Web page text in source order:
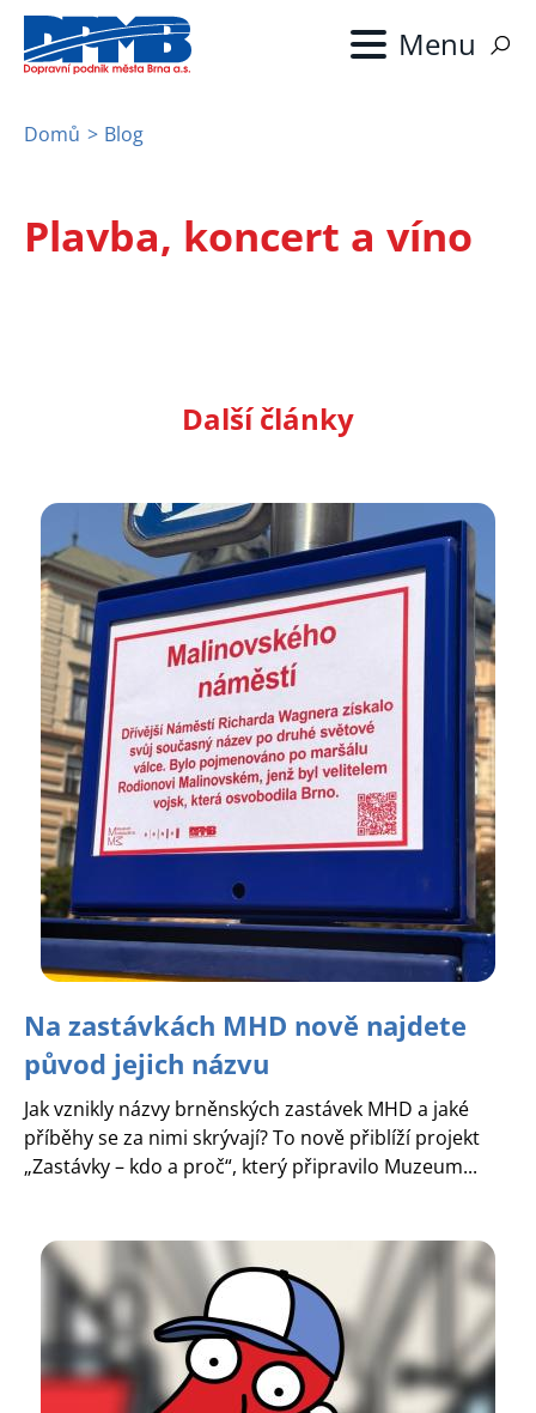
Přejít
hlavnímu
navigace
Domů Blog
Plavba, koncert a víno
Další články
Na zastávkách MHD nově najdete
původ jejich názvu
Jak vznikly názvy brněnských zastávek MHD a jaké
příběhy se za nimi skrývají? To nově přiblíží projekt
„Zastávky – kdo a proč“, který připravilo Muzeum...